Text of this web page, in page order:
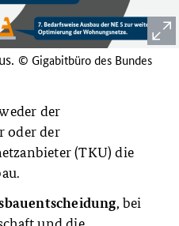
© Gigabitbüro des Bundes
der
oder der
(TKU) die
, bei